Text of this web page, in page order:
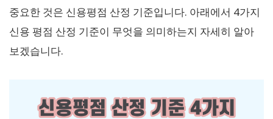
중요한 것은 신용평점 산정 기준입니다. 아래에서 4가지
신용 평점 산정 기준이 무엇을 의미하는지 자세히 알아
보겠습니다.